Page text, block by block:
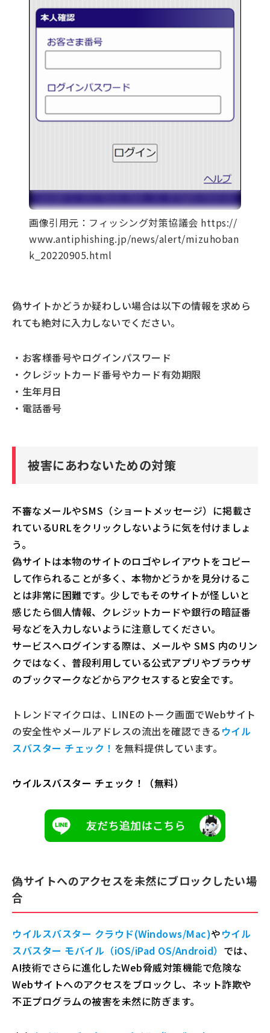
画像引用元：フィッシング対策協議会 https://
www.antiphishing.jp/news/alert/mizuhoban
k_20220905.html
偽サイトかどうか疑わしい場合は以下の情報を求めら
れても絶対に入力しないでください。
・お客様番号やログインパスワード
・クレジットカード番号やカード有効期限
・生年月日
・電話番号
被害にあわないための対策
不審なメールやSMS（ショートメッセージ）に掲載さ
れているURLをクリックしないように気を付けましょ
う。
偽サイトは本物のサイトのロゴやレイアウトをコピー
して作られることが多く、本物かどうかを見分けるこ
とは非常に困難です。少しでもそのサイトが怪しいと
感じたら個人情報、クレジットカードや銀行の暗証番
号などを入力しないように注意してください。
サービスへログインする際は、メールや SMS 内のリン
クではなく、普段利用している公式アプリやブラウザ
のブックマークなどからアクセスすると安全です。
トレンドマイクロは、LINEのトーク画面でWebサイト
の安全性やメールアドレスの流出を確認できる ウイル
スバスター チェック！ を無料提供しています。
ウイルスバスター チェック！（無料）
偽サイトへのアクセスを未然にブロックしたい場
合
ウイルスバスター クラウド(Windows/Mac)やウイル
スバスター モバイル（iOS/iPad OS/Android） では、
AI技術でさらに進化したWeb脅威対策機能で危険な
Webサイトへのアクセスをブロックし、ネット詐欺や
不正プログラムの被害を未然に防ぎます。